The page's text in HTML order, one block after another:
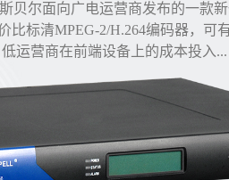
贝尔面向广电运营商发布的一款
比标清MPEG-2/H.264编码器，可
低运营商在前端设备上的成本投入...